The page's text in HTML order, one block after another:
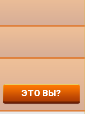
ЭТО ВЫ?